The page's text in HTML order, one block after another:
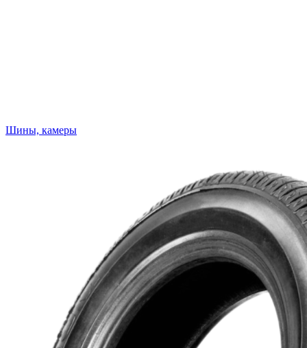
Шины, камеры